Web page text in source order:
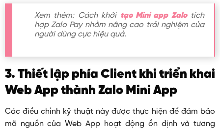
Xem thêm: Cách khởi tạo Mini app Zalotích
hợp Zalo Pay nhằm nâng cao trải nghiệm của
người dùng cực hiệu quả.
3. Thiết lập phía Client khi triển khai
Web App thành Zalo Mini App
Các điều chỉnh kỹ thuật này được thực hiện để đảm bảo
mã nguồn của Web App hoạt động ổn định và tương